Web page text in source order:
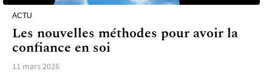
ACTU
Les nouvelles méthodes pour avoir la
confiance en soi
11 mars 2026